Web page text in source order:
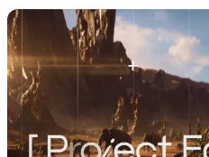
réduction jusqu’au 30 juin.